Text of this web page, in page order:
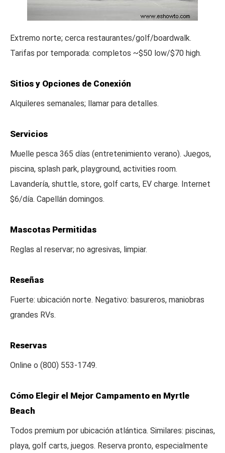
Extremo norte; cerca restaurantes/golf/boardwalk.
Tarifas por temporada: completos ~$50 low/$70 high.
Sitios y Opciones de Conexión
Alquileres semanales; llamar para detalles.
Servicios
Muelle pesca 365 días (entretenimiento verano). Juegos,
piscina, splash park, playground, activities room.
Lavandería, shuttle, store, golf carts, EV charge. Internet
$6/día. Capellán domingos.
Mascotas Permitidas
Reglas al reservar; no agresivas, limpiar.
Reseñas
Fuerte: ubicación norte. Negativo: basureros, maniobras
grandes RVs.
Reservas
Online o (800) 553-1749.
Cómo Elegir el Mejor Campamento en Myrtle
Beach
Todos premium por ubicación atlántica. Similares: piscinas,
playa, golf carts, juegos. Reserva pronto, especialmente